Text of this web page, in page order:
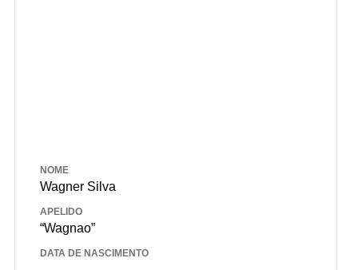
NOME
Wagner Silva
APELIDO
“Wagnao”
DATA DE NASCIMENTO